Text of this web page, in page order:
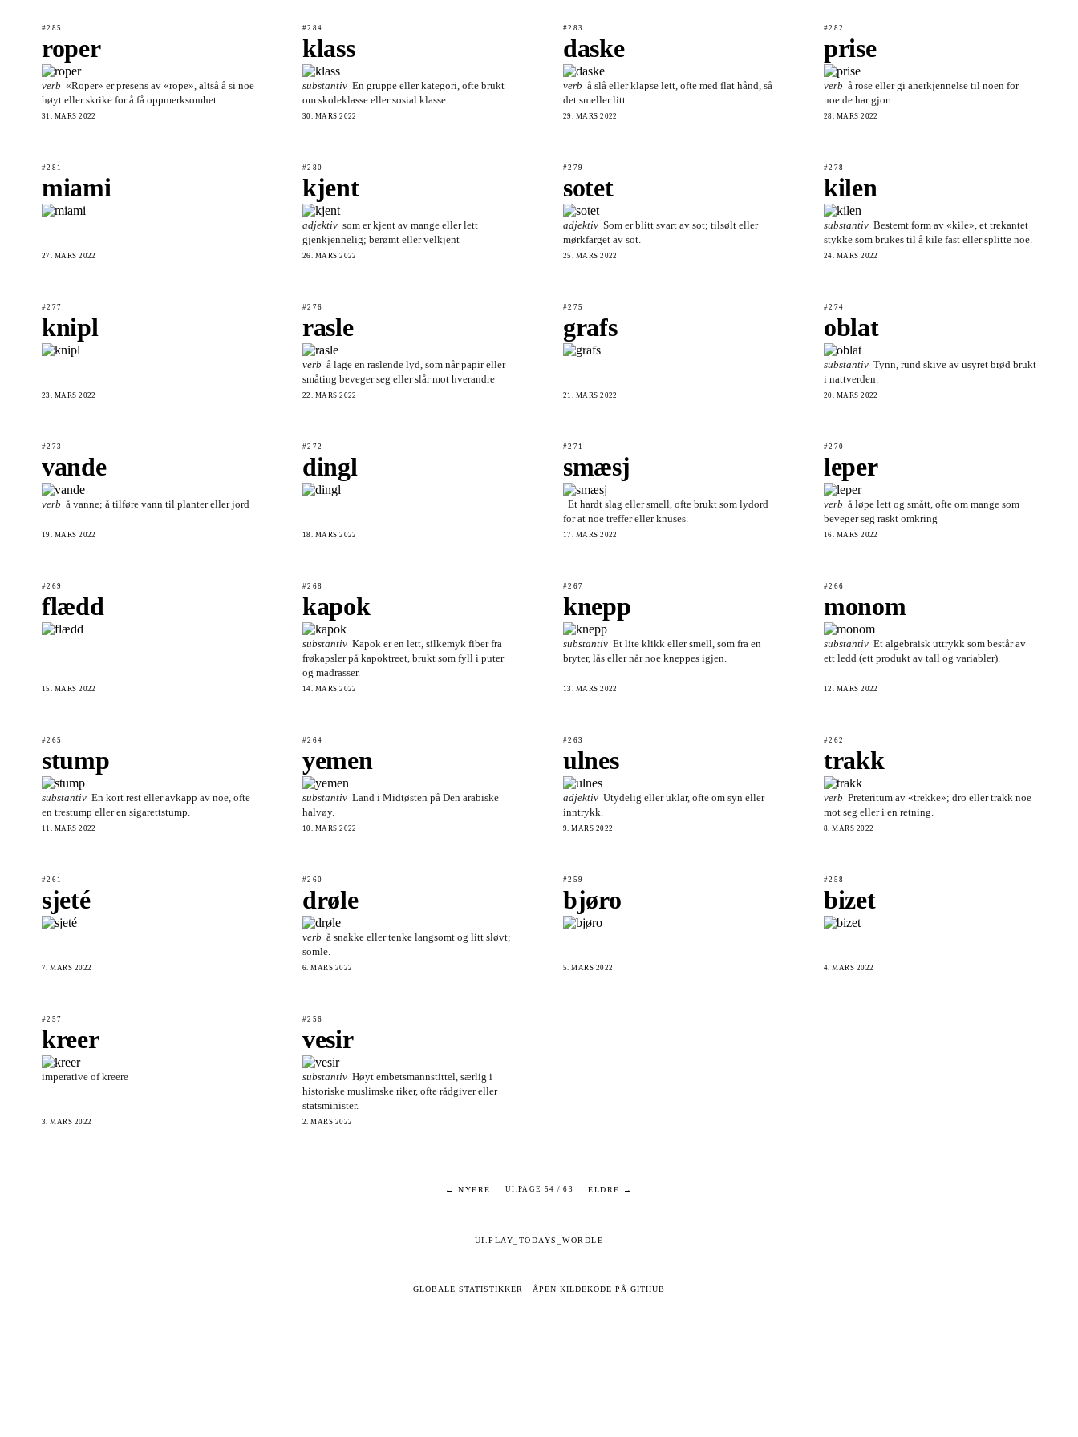
#285
roper
verb «Roper» er presens av «rope», altså å si noe
høyt eller skrike for å få oppmerksomhet.
31. MARS 2022
#284
klass
substantiv En gruppe eller kategori, ofte brukt
om skoleklasse eller sosial klasse.
30. MARS 2022
#283
daske
verb å slå eller klapse lett, ofte med flat hånd, så
det smeller litt
29. MARS 2022
#282
prise
verb å rose eller gi anerkjennelse til noen for
noe de har gjort.
28. MARS 2022
#281
miami
27. MARS 2022
#280
kjent
adjektiv som er kjent av mange eller lett
gjenkjennelig; berømt eller velkjent
26. MARS 2022
#279
sotet
adjektiv Som er blitt svart av sot; tilsølt eller
mørkfarget av sot.
25. MARS 2022
#278
kilen
substantiv Bestemt form av «kile», et trekantet
stykke som brukes til å kile fast eller splitte noe.
24. MARS 2022
#277
knipl
23. MARS 2022
#276
rasle
verb å lage en raslende lyd, som når papir eller
småting beveger seg eller slår mot hverandre
22. MARS 2022
#275
grafs
21. MARS 2022
#274
oblat
substantiv Tynn, rund skive av usyret brød brukt
i nattverden.
20. MARS 2022
#273
vande
verb å vanne; å tilføre vann til planter eller jord
19. MARS 2022
#272
dingl
18. MARS 2022
#271
smæsj
Et hardt slag eller smell, ofte brukt som lydord
for at noe treffer eller knuses.
17. MARS 2022
#270
leper
verb å løpe lett og smått, ofte om mange som
beveger seg raskt omkring
16. MARS 2022
#269
flædd
15. MARS 2022
#268
kapok
substantiv Kapok er en lett, silkemyk fiber fra
frøkapsler på kapoktreet, brukt som fyll i puter
og madrasser.
14. MARS 2022
#267
knepp
substantiv Et lite klikk eller smell, som fra en
bryter, lås eller når noe kneppes igjen.
13. MARS 2022
#266
monom
substantiv Et algebraisk uttrykk som består av
ett ledd (ett produkt av tall og variabler).
12. MARS 2022
#265
stump
substantiv En kort rest eller avkapp av noe, ofte
en trestump eller en sigarettstump.
11. MARS 2022
#264
yemen
substantiv Land i Midtøsten på Den arabiske
halvøy.
10. MARS 2022
#263
ulnes
adjektiv Utydelig eller uklar, ofte om syn eller
inntrykk.
9. MARS 2022
#262
trakk
verb Preteritum av «trekke»; dro eller trakk noe
mot seg eller i en retning.
8. MARS 2022
#261
sjeté
7. MARS 2022
#260
drøle
verb å snakke eller tenke langsomt og litt sløvt;
somle.
6. MARS 2022
#259
bjøro
5. MARS 2022
#258
bizet
4. MARS 2022
#257
kreer
imperative of kreere
3. MARS 2022
#256
vesir
substantiv Høyt embetsmannstittel, særlig i
historiske muslimske riker, ofte rådgiver eller
statsminister.
2. MARS 2022
← NYERE UI.PAGE 54 / 63 ELDRE →
UI.PLAY_TODAYS_WORDLE
GLOBALE STATISTIKKER · ÅPEN KILDEKODE PÅ GITHUB